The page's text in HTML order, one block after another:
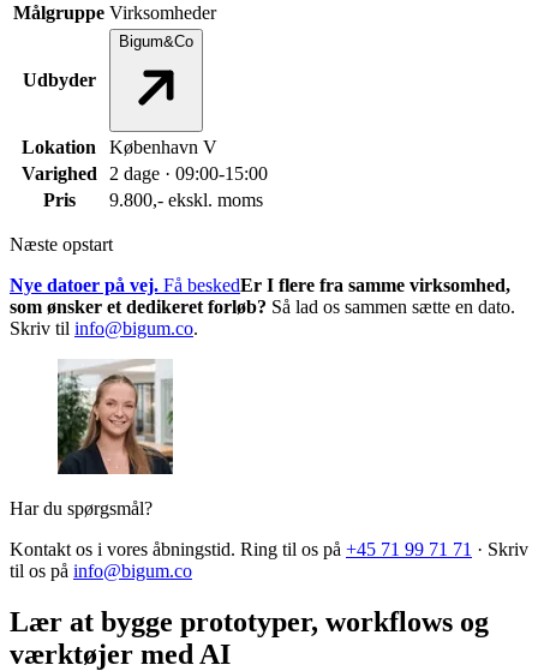
Målgruppe Virksomheder
Udbyder
Bigum&Co
Lokation
København V
Varighed
2 dage · 09:00-15:00
Pris
9.800,- ekskl. moms
Næste opstart
Nye datoer på vej. Få beskedEr I flere fra samme virksomhed,
som ønsker et dedikeret forløb? Så lad os sammen sætte en dato.
Skriv til info@bigum.co.
Har du spørgsmål?
Kontakt os i vores åbningstid. Ring til os på +45 71 99 71 71 · Skriv
til os på info@bigum.co
Lær at bygge prototyper, workflows og
værktøjer med AI